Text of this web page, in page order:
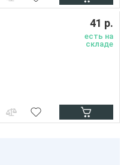
41 р.
есть на
складе